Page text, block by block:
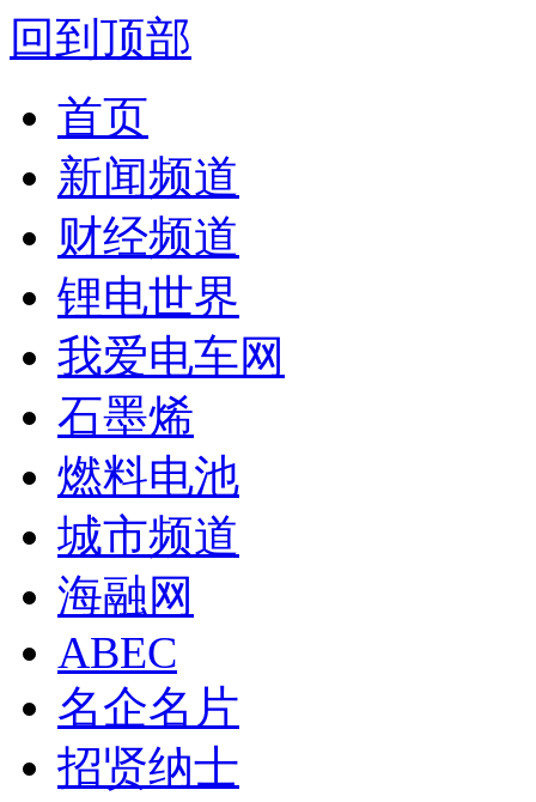
回到顶部
首页
新闻频道
财经频道
锂电世界
我爱电车网
石墨烯
燃料电池
城市频道
海融网
ABEC
名企名片
招贤纳士